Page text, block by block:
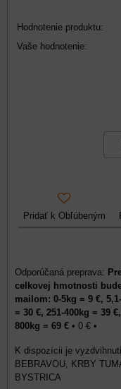
Hodnotenie produktu:
Vaše hodnotenie:
Pridať k Obľúbeným
celkovej hmotnosti
mailom: 0-5kg = 9 €,
= 30 €, 251-400kg = 39
800kg = 69 € • 0 € •
BEBRAVOU, KRBY
BYSTRICA